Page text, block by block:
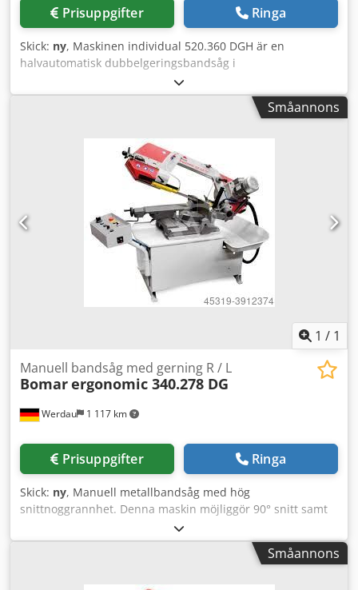
Prisuppgifter Ringa
Skick: ny, Maskinen individual 520.360 DGH är en
halvautomatisk dubbelgeringsbandsåg i
tvåpelarutförande. Sågens geringsområde sträcker sig
steglöst från 30° åt vänster till 30° åt höger. Modellen
individual 520.360 DGH har ett hydrauliskt fullslags
textvisning. Standardutrustning: • Dubbelgering 30° - 45° -
90° - 45° - 30° Crsdpfodyn H Tex Ahgef • Hydrauliskt
fullslags spännstycke • Sågram på förspända
linjärstyrningar • Steglöst justerbar bandsågsfart • Steglöst
justerbart sågmatning och snitttryck • Automatisk
snitttrycksreglering • Precisionsstyrningar för sågbandet i
hårdmetall • Kraftfull drivmotor på 3,0 kW • Modern
styrning med tydlig textvisning och folietangentbord • Fritt
placerbart manöverpanel • Stort dimensionerat
hydraulaggregat • Maskin enligt gällande CE-normer och
Småannons
1 / 1
Werdau 1 117 km
Manuell bandsåg med gerning R / L
Bomarergonomic 340.278 DG
Prisuppgifter Ringa
Skick: ny, Manuell metallbandsåg med hög
snittnoggrannhet. Denna maskin möjliggör 90° snitt samt
gradningssnitt, steglöst till vänster upp till 45° och till
höger upp till 30° (svängområde vänster 45° och höger
60°). Grundutrustning: - Stor roterande uppläggningsbord
Småannons